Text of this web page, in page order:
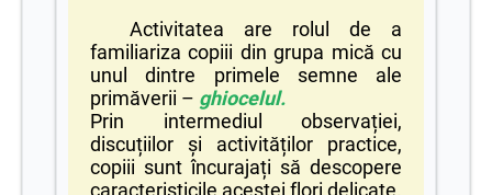
Activitatea are rolul de a
familiariza copiii din grupa mică cu
unul dintre primele semne ale
primăverii – ghiocelul.
Prin intermediul observației,
discuțiilor și activităților practice,
copiii sunt încurajați să descopere